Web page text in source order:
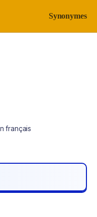
Synonymes
français